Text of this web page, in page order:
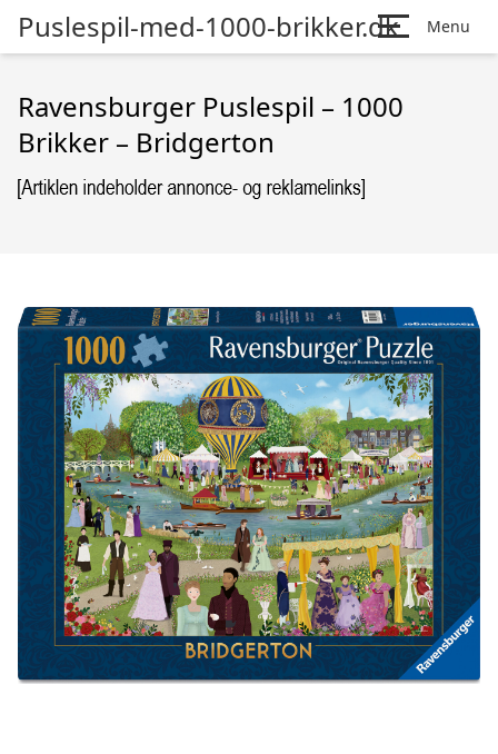
Puslespil-med-1000-brikker.dk Menu
Ravensburger Puslespil – 1000
Brikker – Bridgerton